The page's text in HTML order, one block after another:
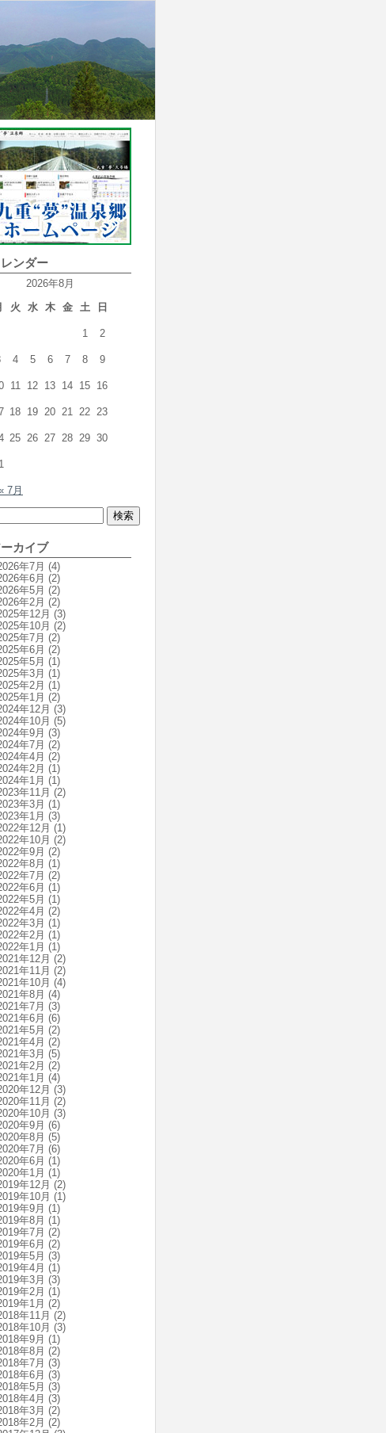
ンダー
2026年8月
火 水 木 金 土 日
7月
1 2
4 5 6 7 8 9
11 12 13 14 15 16
18 19 20 21 22 23
25 26 27 28 29 30
カイブ
年7月 (4)
年6月 (2)
年5月 (2)
年2月 (2)
年12月 (3)
年10月 (2)
年7月 (2)
年6月 (2)
年5月 (1)
年3月 (1)
年2月 (1)
年1月 (2)
年12月 (3)
年10月 (5)
年9月 (3)
年7月 (2)
年4月 (2)
年2月 (1)
年1月 (1)
年11月 (2)
年3月 (1)
年1月 (3)
年12月 (1)
年10月 (2)
年9月 (2)
年8月 (1)
年7月 (2)
年6月 (1)
年5月 (1)
年4月 (2)
年3月 (1)
年2月 (1)
年1月 (1)
年12月 (2)
年11月 (2)
年10月 (4)
年8月 (4)
年7月 (3)
年6月 (6)
年5月 (2)
年4月 (2)
年3月 (5)
年2月 (2)
年1月 (4)
年12月 (3)
年11月 (2)
年10月 (3)
年9月 (6)
年8月 (5)
年7月 (6)
年6月 (1)
年1月 (1)
年12月 (2)
年10月 (1)
年9月 (1)
年8月 (1)
年7月 (2)
年6月 (2)
年5月 (3)
年4月 (1)
年3月 (3)
年2月 (1)
年1月 (2)
年11月 (2)
年10月 (3)
年9月 (1)
年8月 (2)
年7月 (3)
年6月 (3)
年5月 (3)
年4月 (3)
年3月 (2)
年2月 (2)